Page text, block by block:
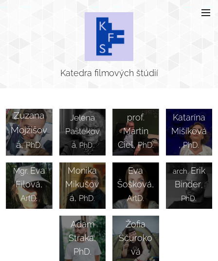
Katedra filmových štúdií
Zuzana
Mojžišov
á,PhD.
Jelena
Paštékov
á , PhD.
prof.
Martin
Ciel,PhD.
Katarína
Mišíková
,PhD.
Mgr.Eva
Filová,
ArtD.
Mgr.
Monika
Mikušov
á, PhD.
Mgr. art.
Eva
Šošková,
ArtD.
Mgr. Ing.
arch. Erik
Binder,
PhD.
Mgr.
Adam
Straka,
PhD.
Mgr.
Žofia
Ščuroko
vá